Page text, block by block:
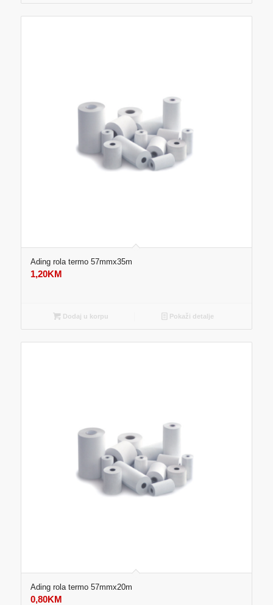
Ading rola termo 57mmx35m
1,20KM
Dodaj u korpu Pokaži detalje
Ading rola termo 57mmx20m
0,80KM